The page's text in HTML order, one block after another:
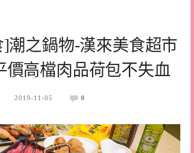
潮之鍋物-漢來美食超市
價高檔肉品荷包不失血
2019-11-05 0